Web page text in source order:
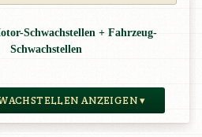
Schwachstellen + Fahrzeug-
Schwachstellen
ANZEIGEN ▾